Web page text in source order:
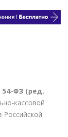
54-ФЗ (ред.
кассовой
Российской